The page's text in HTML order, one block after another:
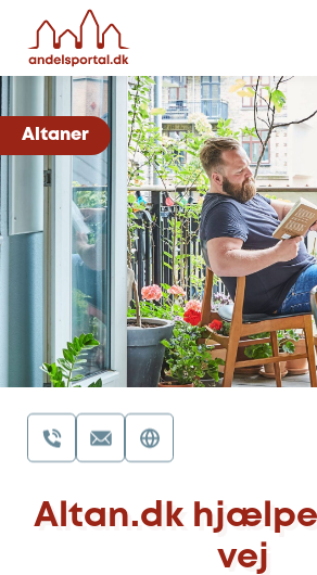
Altaner
Altan.dk
vej